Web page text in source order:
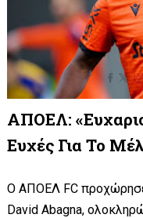
ΑΠΟΕΛ:
Ευχές Για Το
Ο ΑΠΟΕΛ FC
David Abagna,